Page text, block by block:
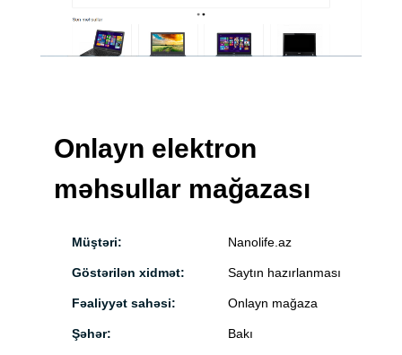
Onlayn elektron
məhsullar mağazası
Müştəri: Nanolife.az
Göstərilən xidmət: Saytın hazırlanması
Fəaliyyət sahəsi: Onlayn mağaza
Şəhər: Bakı